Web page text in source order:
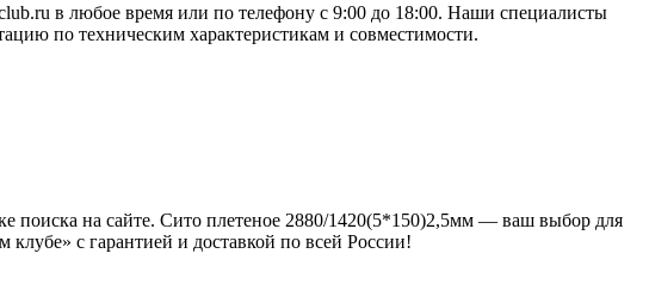
в любое время или по телефону с 9:00 до 18:00. Наши специалисты
по техническим характеристикам и совместимости.
поиска на сайте. Сито плетеное 2880/1420(5*150)2,5мм — ваш выбор для
с гарантией и доставкой по всей России!